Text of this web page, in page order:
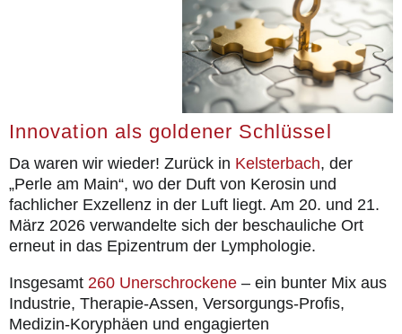
Kontakt
Innovation als goldener Schlüssel
Da waren wir wieder! Zurück in Kelsterbach, der
„Perle am Main“, wo der Duft von Kerosin und
fachlicher Exzellenz in der Luft liegt. Am 20. und 21.
März 2026 verwandelte sich der beschauliche Ort
erneut in das Epizentrum der Lymphologie.
Insgesamt 260 Unerschrockene – ein bunter Mix aus
Industrie, Therapie-Assen, Versorgungs-Profis,
Medizin-Koryphäen und engagierten